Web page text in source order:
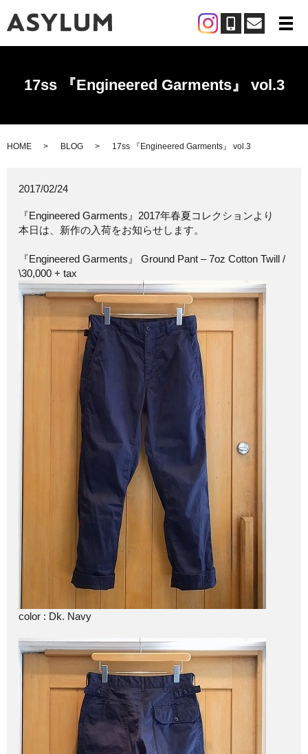
メ
17ss 『Engineered Garments』 vol.3
HOME BLOG 17ss 『Engineered Garments』 vol.3
2017/02/24
『Engineered Garments』2017年春夏コレクションより
本日は、新作の入荷をお知らせします。
『Engineered Garments』 Ground Pant – 7oz Cotton Twill /
\30,000 + tax
color : Dk. Navy